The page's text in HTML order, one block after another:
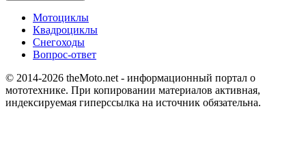
Мотоциклы
Квадроциклы
Снегоходы
Вопрос-ответ
© 2014-2026 theMoto.net - информационный портал о
мототехнике. При копировании материалов активная,
индексируемая гиперссылка на источник обязательна.